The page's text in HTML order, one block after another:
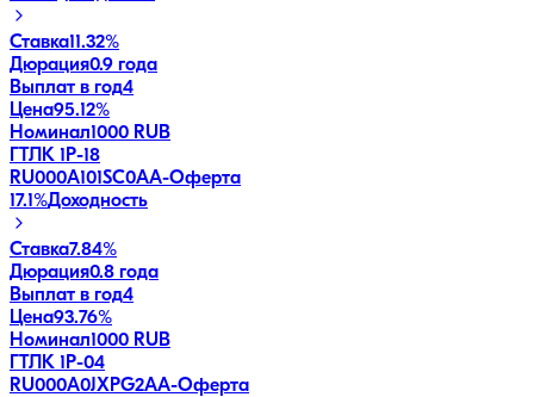
Ставка11.32%
Дюрация0.9 года
Выплат в год4
Цена95.12%
Номинал1000 RUB
ГТЛК 1P-18
RU000A101SC0AA-Оферта
17.1%Доходность
Ставка7.84%
Дюрация0.8 года
Выплат в год4
Цена93.76%
Номинал1000 RUB
ГТЛК 1P-04
RU000A0JXPG2AA-Оферта